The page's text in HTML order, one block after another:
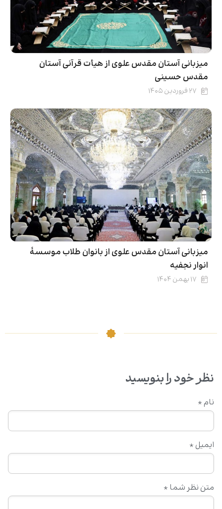
میزبانی آستان مقدس علوی از هیأت قرآنی آستان
مقدس حسینی
۲۷ فروردین ۱۴۰۵
میزبانی آستان مقدس علوی از بانوان طلاب موسسۀ
انوار نجفیه
۱۷ بهمن ۱۴۰۴
نظر خود را بنویسید
متن نظر شما *
نام *
ایمیل *